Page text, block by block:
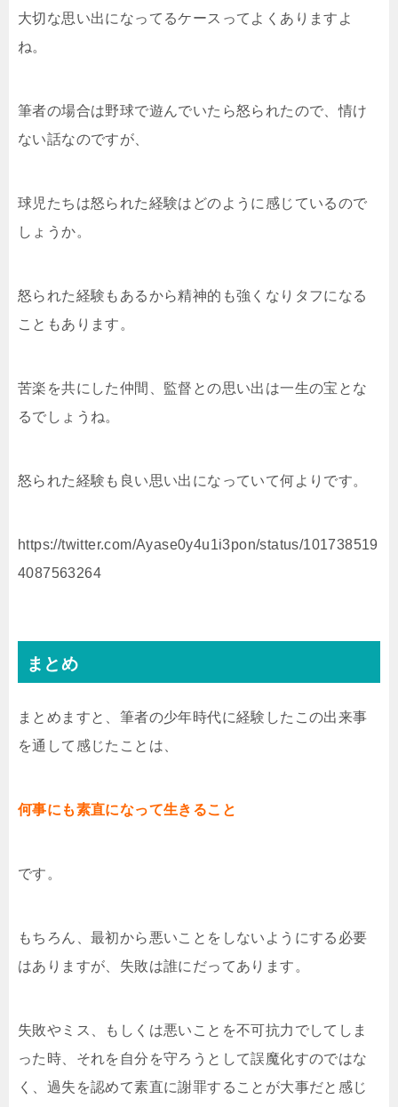
大切な思い出になってるケースってよくありますよ
ね。
筆者の場合は野球で遊んでいたら怒られたので、情け
ない話なのですが、
球児たちは怒られた経験はどのように感じているので
しょうか。
怒られた経験もあるから精神的も強くなりタフになる
こともあります。
苦楽を共にした仲間、監督との思い出は一生の宝とな
るでしょうね。
怒られた経験も良い思い出になっていて何よりです。
https://twitter.com/Ayase0y4u1i3pon/status/101738519
4087563264
まとめ
まとめますと、筆者の少年時代に経験したこの出来事
を通して感じたことは、
何事にも素直になって生きること
です。
もちろん、最初から悪いことをしないようにする必要
はありますが、失敗は誰にだってあります。
失敗やミス、もしくは悪いことを不可抗力でしてしま
った時、それを自分を守ろうとして誤魔化すのではな
く、過失を認めて素直に謝罪することが大事だと感じ